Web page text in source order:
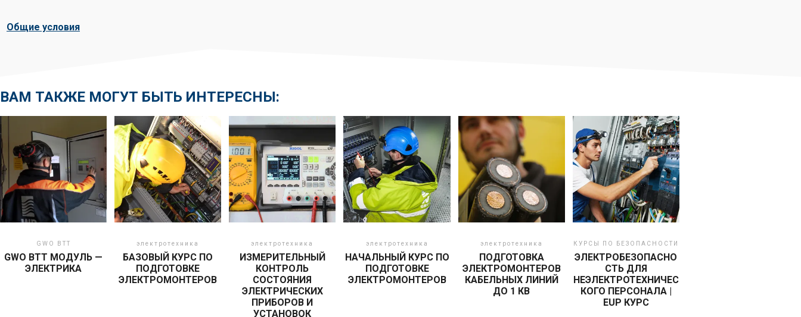
Общие условия
ВАМ ТАКЖЕ МОГУТ БЫТЬ ИНТЕРЕСНЫ:
GWO BTT
GWO BTT МОДУЛЬ —
ЭЛЕКТРИКА
электротехника
БАЗОВЫЙ КУРС ПО
ПОДГОТОВКЕ
ЭЛЕКТРОМОНТЕРОВ
электротехника
ИЗМЕРИТЕЛЬНЫЙ
КОНТРОЛЬ
СОСТОЯНИЯ
ЭЛЕКТРИЧЕСКИХ
ПРИБОРОВ И
УСТАНОВОК
электротехника
НАЧАЛЬНЫЙ КУРС ПО
ПОДГОТОВКЕ
ЭЛЕКТРОМОНТЕРОВ
электротехника
ПОДГОТОВКА
ЭЛЕКТРОМОНТЕРОВ
КАБЕЛЬНЫХ ЛИНИЙ
ДО 1 КВ
КУРСЫ ПО БЕЗОПАСНОСТИ
ЭЛЕКТРОБЕЗОПАСНО
СТЬ ДЛЯ
НЕЭЛЕКТРОТЕХНИЧЕС
КОГО ПЕРСОНАЛА |
EUP КУРС